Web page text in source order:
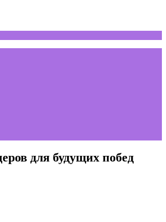
для будущих побед